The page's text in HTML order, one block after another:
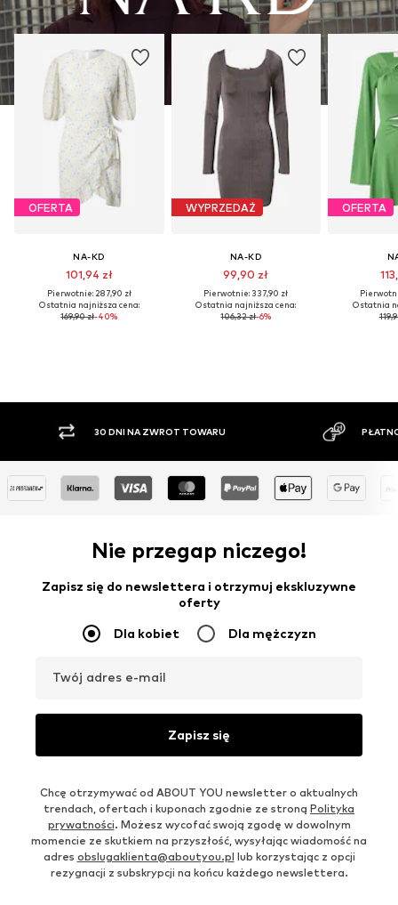
OFERTA
NA-KD
101,94 zł
Pierwotnie: 287,90 zł
Ostatnia najniższa cena:
169,90 zł-40%
WYPRZEDAŻ
NA-KD
99,90 zł
Pierwotnie: 337,90 zł
Ostatnia najniższa cena:
106,32 zł-6%
OFERTA
Ostatnia
30 DNI NA ZWROT TOWARU
Nie przegap niczego!
Zapisz się do newslettera i otrzymuj ekskluzywne
oferty
Dla kobiet Dla mężczyzn
Twój adres e-mail
Zapisz się
Chcę otrzymywać od ABOUT YOU newsletter o aktualnych
trendach, ofertach i kuponach zgodnie ze stroną Polityka
prywatności. Możesz wycofać swoją zgodę w dowolnym
momencie ze skutkiem na przyszłość, wysyłając wiadomość na
adres obslugaklienta@aboutyou.pl lub korzystając z opcji
rezygnacji z subskrypcji na końcu każdego newslettera.